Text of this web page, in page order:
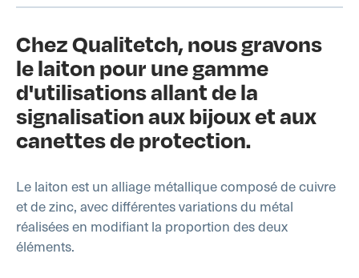
Chez Qualitetch, nous gravons
le laiton pour une gamme
d'utilisations allant de la
signalisation aux bijoux et aux
canettes de protection.
Le laiton est un alliage métallique composé de cuivre
et de zinc, avec différentes variations du métal
réalisées en modifiant la proportion des deux
éléments.